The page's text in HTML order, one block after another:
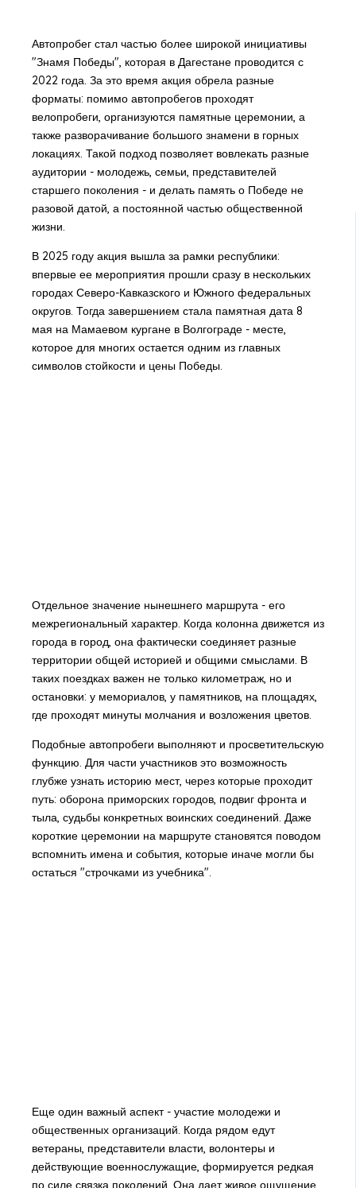
Автопробег стал частью более широкой инициативы
"Знамя Победы", которая в Дагестане проводится с
2022 года. За это время акция обрела разные
форматы: помимо автопробегов проходят
велопробеги, организуются памятные церемонии, а
также разворачивание большого знамени в горных
локациях. Такой подход позволяет вовлекать разные
аудитории - молодежь, семьи, представителей
старшего поколения - и делать память о Победе не
разовой датой, а постоянной частью общественной
жизни.
В 2025 году акция вышла за рамки республики:
впервые ее мероприятия прошли сразу в нескольких
городах Северо-Кавказского и Южного федеральных
округов. Тогда завершением стала памятная дата 8
мая на Мамаевом кургане в Волгограде - месте,
которое для многих остается одним из главных
символов стойкости и цены Победы.
Отдельное значение нынешнего маршрута - его
межрегиональный характер. Когда колонна движется из
города в город, она фактически соединяет разные
территории общей историей и общими смыслами. В
таких поездках важен не только километраж, но и
остановки: у мемориалов, у памятников, на площадях,
где проходят минуты молчания и возложения цветов.
Подобные автопробеги выполняют и просветительскую
функцию. Для части участников это возможность
глубже узнать историю мест, через которые проходит
путь: оборона приморских городов, подвиг фронта и
тыла, судьбы конкретных воинских соединений. Даже
короткие церемонии на маршруте становятся поводом
вспомнить имена и события, которые иначе могли бы
остаться "строчками из учебника".
Еще один важный аспект - участие молодежи и
общественных организаций. Когда рядом едут
ветераны, представители власти, волонтеры и
действующие военнослужащие, формируется редкая
по силе связка поколений. Она дает живое ощущение